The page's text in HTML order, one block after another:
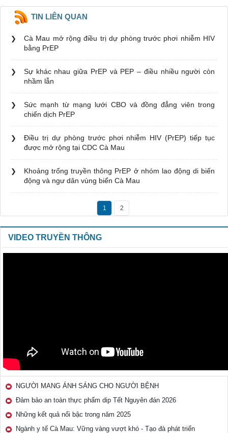
TIN LIÊN QUAN
Cà Mau mở rộng điều trị dự phòng trước phơi nhiễm HIV
bằng PrEP
Sự khác nhau giữa PrEP và PEP – điều nhiều người còn
nhầm lẫn
Sức mạnh từ mạng lưới CBO và đồng đẳng viên trong
chiến dịch PrEP
Điều trị dự phòng trước phơi nhiễm HIV (PrEP) tiếp tục
được mở rộng tại CDC Cà Mau
Khoảng trống truyền thông PrEP ở nhóm lao động di biến
động và ngư dân vùng biển Cà Mau
1 2
VIDEO TRUYỀN THÔNG
NGƯỜI MANG ÁNH SÁNG CHO NGƯỜI BỆNH
Đảm bảo an toàn thực phẩm dip Tết Nguyên đán 2026
Những kết quả nổi bậc trong năm 2025
Ngành y tế Cà Mau: Vững vàng vượt khó - Tạo đà phát triển